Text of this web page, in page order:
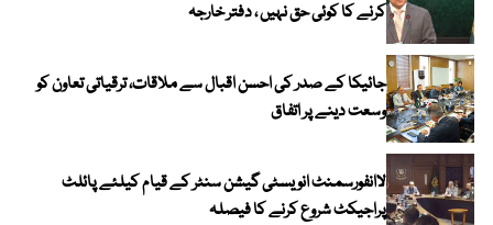
کرنے کا کوئی حق نہیں ، دفتر خارجہ
جائیکا کے صدر کی احسن اقبال سے ملاقات، ترقیاتی تعاون کو
وسعت دینے پر اتفاق
لاانفورسمنٹ انویسٹی گیشن سنٹر کے قیام کیلئے پائلٹ
پراجیکٹ شروع کرنے کا فیصلہ